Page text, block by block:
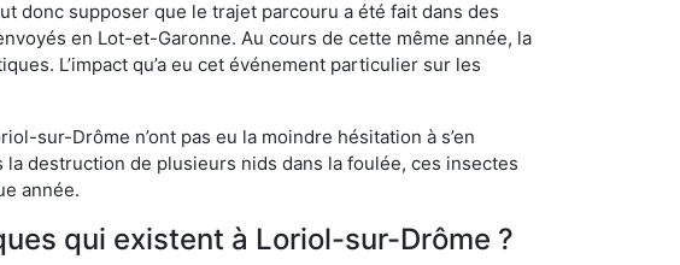
donc supposer que le trajet parcouru a été fait dans des
en Lot-et-Garonne. Au cours de cette même année, la
L’impact qu’a eu cet événement particulier sur les
sur-Drôme n’ont pas eu la moindre hésitation à s’en
destruction de plusieurs nids dans la foulée, ces insectes
année.
qui existent à Loriol-sur-Drôme ?